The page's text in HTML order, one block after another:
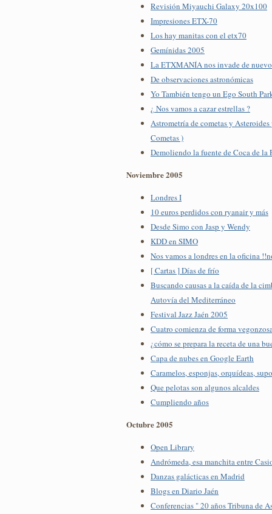
Revisión Miyauchi Galaxy 20x100
Impresiones ETX-70
Los hay manitas con el etx70
Gemínidas 2005
La ETXMANÍA nos invade de
De observaciones astronómicas
Yo También tengo un Ego South
¿ Nos vamos a cazar estrellas ?
Astrometría de cometas y
Cometas )
Demoliendo la fuente de Coca de la
Noviembre 2005
Londres I
10 euros perdidos con ryanair y más
Desde Simo con Jasp y Wendy
KDD en SIMO
Nos vamos a londres en la oficina
[ Cartas ] Días de frío
Buscando causas a la caída de la
Autovía del Mediterráneo
Festival Jazz Jaén 2005
Cuatro comienza de forma
¿cómo se prepara la receta de una
Capa de nubes en Google Earth
Caramelos, esponjas, orquídeas,
Que pelotas son algunos alcaldes
Cumpliendo años
Octubre 2005
Open Library
Andrómeda, esa manchita entre
Danzas galácticas en Madrid
Blogs en Diario Jaén
Conferencias " 20 años Tribuna de